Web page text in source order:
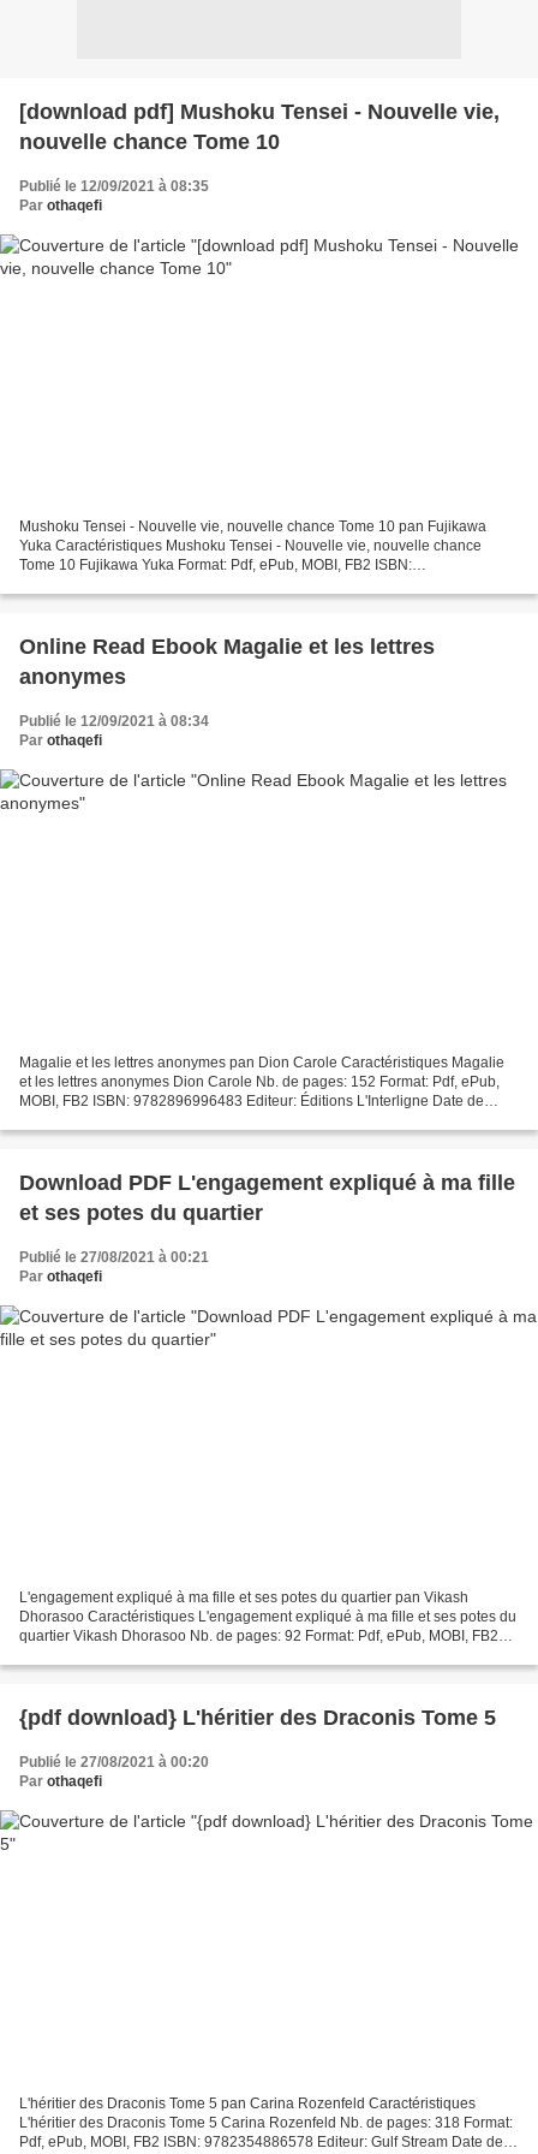
[download pdf] Mushoku Tensei - Nouvelle vie,
nouvelle chance Tome 10
Publié le 12/09/2021 à 08:35
Par othaqefi
Mushoku Tensei - Nouvelle vie, nouvelle chance Tome 10 pan Fujikawa
Yuka Caractéristiques Mushoku Tensei - Nouvelle vie, nouvelle chance
Tome 10 Fujikawa Yuka Format: Pdf, ePub, MOBI, FB2 ISBN:
Online Read Ebook Magalie et les lettres
anonymes
Publié le 12/09/2021 à 08:34
Par othaqefi
Magalie et les lettres anonymes pan Dion Carole Caractéristiques Magalie
et les lettres anonymes Dion Carole Nb. de pages: 152 Format: Pdf, ePub,
MOBI, FB2 ISBN: 9782896996483 Editeur: Éditions L'Interligne Date de
Download PDF L'engagement expliqué à ma fille
et ses potes du quartier
Publié le 27/08/2021 à 00:21
Par othaqefi
L'engagement expliqué à ma fille et ses potes du quartier pan Vikash
Dhorasoo Caractéristiques L'engagement expliqué à ma fille et ses potes du
quartier Vikash Dhorasoo Nb. de pages: 92 Format: Pdf, ePub, MOBI, FB2
{pdf download} L'héritier des Draconis Tome 5
Publié le 27/08/2021 à 00:20
Par othaqefi
L'héritier des Draconis Tome 5 pan Carina Rozenfeld Caractéristiques
L'héritier des Draconis Tome 5 Carina Rozenfeld Nb. de pages: 318 Format:
Pdf, ePub, MOBI, FB2 ISBN: 9782354886578 Editeur: Gulf Stream Date de